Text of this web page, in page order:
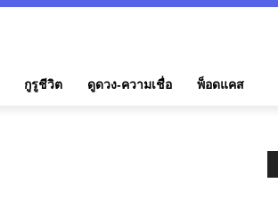
กูรูชีวิต ดูดวง-ความเชื่อ พ็อดแคส